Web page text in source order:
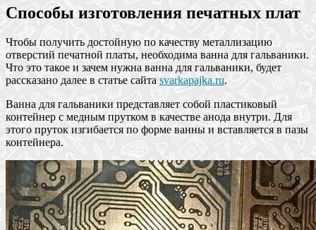
Способы изготовления печатных плат
Чтобы получить достойную по качеству металлизацию
отверстий печатной платы, необходима ванна для гальваники.
Что это такое и зачем нужна ванна для гальваники, будет
рассказано далее в статье сайта svarkapajka.ru.
Ванна для гальваники представляет собой пластиковый
контейнер с медным прутком в качестве анода внутри. Для
этого пруток изгибается по форме ванны и вставляется в пазы
контейнера.